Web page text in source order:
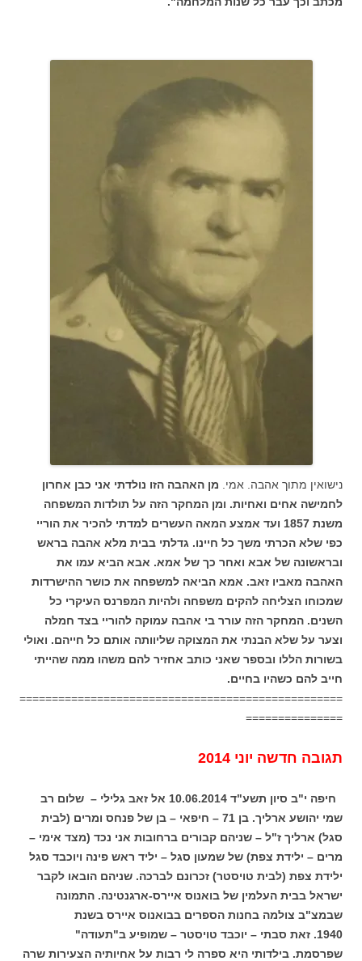
נישואין מתוך אהבה. אמי. מן האהבה הזו נולדתי אני כבן אחרון
לחמישה אחים ואחיות. ומן המחקר הזה על תולדות המשפחה
משנת 1857 ועד אמצע המאה העשרים למדתי להכיר את הוריי
כפי שלא הכרתי משך כל חיינו. גדלתי בבית מלא אהבה בראש
ובראשונה של אבא ואחר כך של אמא. אבא הביא עמו את
האהבה מאביו זאב. אמא הביאה למשפחה את כושר ההישרדות
שמכוחו הצליחה להקים משפחה ולהיות המפרנס העיקרי כל
השנים. המחקר הזה עורר בי אהבה עמוקה להוריי בצד חמלה
וצער על שלא הבנתי את המצוקה שליוותה אותם כל חייהם. ואולי
בשורות הללו ובספר שאני כותב אחזיר להם משהו ממה שהייתי
חייב להם כשהיו בחיים.
==================================================
===============
תגובה חדשה יוני 2014
חיפה ‏י"ב סיון תשע"ד ‏10.06.2014 אל זאב גלילי – שלום רב
שמי יהושע ארליך. בן 71 – חיפאי –
בן של פנחס ומרים (לבית
סגל) ארליך ז"ל – שניהם קבורים ברחובות אני נכד (מצד אימי –
מרים – ילידת צפת) של שמעון סגל – יליד ראש פינה ויוכבד סגל
ילידת צפת (לבית טויסטר) זכרונם לברכה. שניהם הובאו לקבר
ישראל בבית העלמין של בואנוס איירס-ארגנטינה. התמונה
שבמצ"ב צולמה בחנות הספרים בבואנוס איירס בשנת
1940. זאת סבתי – יוכבד טויסטר – שמופיע ב"תעודה"
שפרסמת. בילדותי היא ספרה לי רבות על אחיותיה הצעירות שרה